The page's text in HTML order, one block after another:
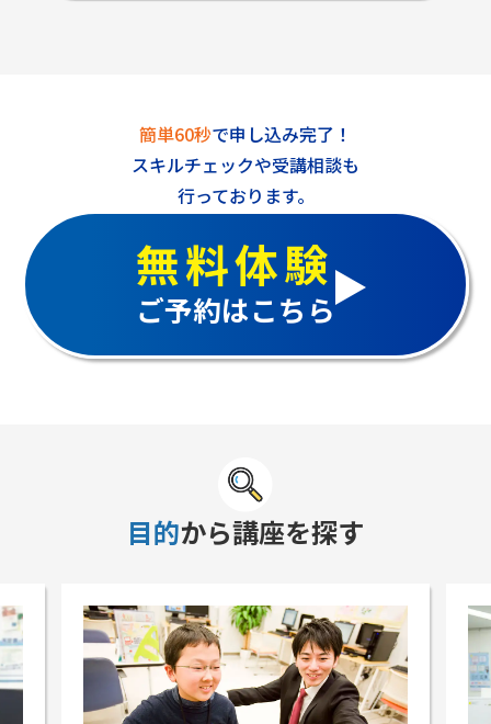
簡単60秒で申し込み完了！
スキルチェックや受講相談も
行っております。
無料体験
ご予約はこちら
目的から講座を探す